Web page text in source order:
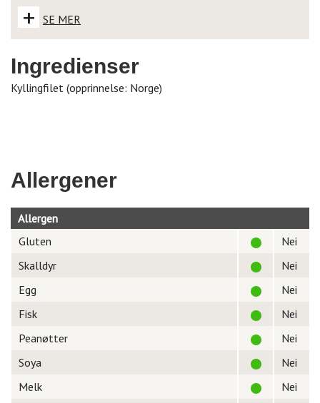
+ SE MER
Ingredienser
Kyllingfilet (opprinnelse: Norge)
Allergener
Allergen
Gluten
Nei
Skalldyr
Nei
Egg
Nei
Fisk
Nei
Peanøtter
Nei
Soya
Nei
Melk
Nei